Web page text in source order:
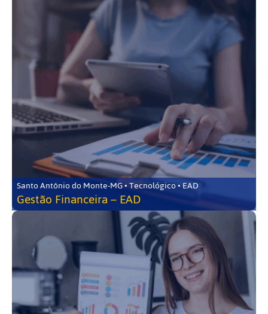
Santo Antônio do Monte-MG • Tecnológico • EAD
Gestão Financeira – EAD